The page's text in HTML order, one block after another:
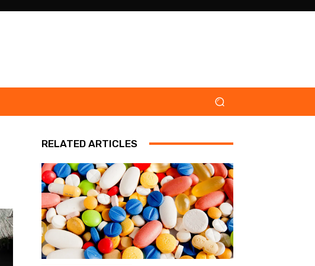
RELATED ARTICLES